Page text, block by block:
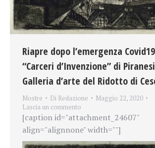
Riapre dopo l’emergenza
“Carceri d’Invenzione” di
Galleria d’arte del Ridotto di
Mostre Di Redazione
Maggio 22, 2020
Lascia un commento
[caption id="attachment_24607"
align="alignnone" width=""]